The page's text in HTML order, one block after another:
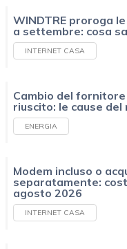
WINDTRE proroga
a settembre: cosa
INTERNET CASA
Cambio del fornitore
riuscito: le cause del
ENERGIA
Modem incluso o
separatamente:
agosto 2026
INTERNET CASA